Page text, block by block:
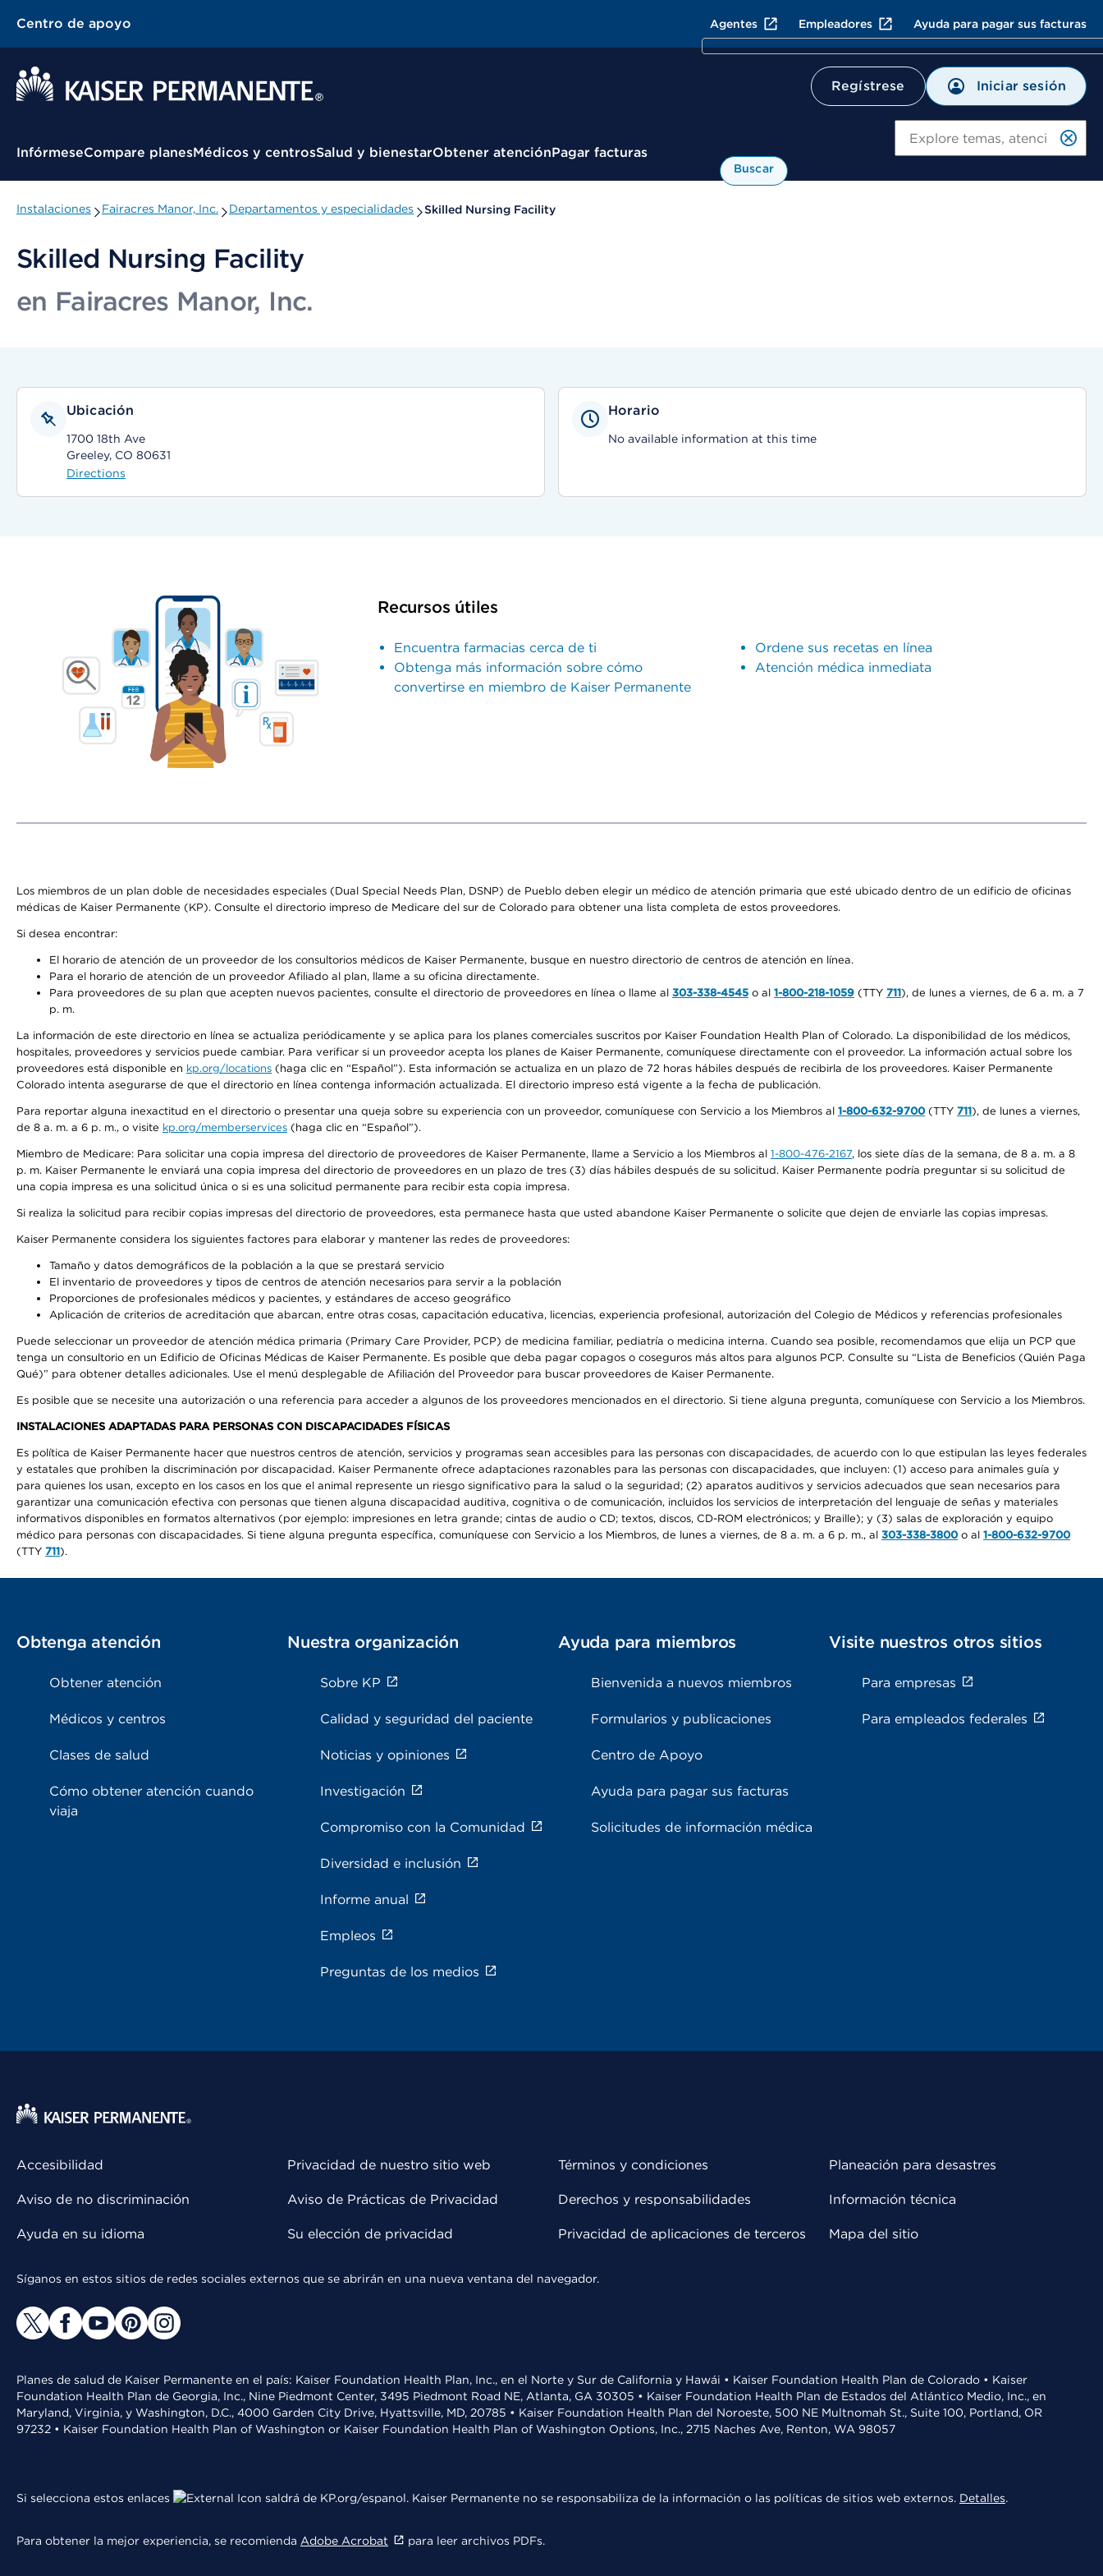
Centro de apoyo Agentes Empleadores Ayuda para pagar sus facturas
Regístrese Iniciar sesión
Menú contextual
InfórmeseCompare planesMédicos y centrosSalud y bienestarObtener atenciónPagar facturas
Buscar
Instalaciones Fairacres Manor, Inc. Departamentos y especialidades Skilled Nursing Facility
Skilled Nursing Facility
en Fairacres Manor, Inc.
Ubicación
1700 18th Ave
Greeley, CO 80631
Directions
Horario
No available information at this time
Recursos útiles
Encuentra farmacias cerca de ti
Obtenga más información sobre cómo
convertirse en miembro de Kaiser Permanente
Ordene sus recetas en línea
Atención médica inmediata
Los miembros de un plan doble de necesidades especiales (Dual Special Needs Plan, DSNP) de Pueblo deben elegir un médico de atención primaria que esté ubicado dentro de un edificio de oficinas
médicas de Kaiser Permanente (KP). Consulte el directorio impreso de Medicare del sur de Colorado para obtener una lista completa de estos proveedores.
Si desea encontrar:
El horario de atención de un proveedor de los consultorios médicos de Kaiser Permanente, busque en nuestro directorio de centros de atención en línea.
Para el horario de atención de un proveedor Afiliado al plan, llame a su oficina directamente.
Para proveedores de su plan que acepten nuevos pacientes, consulte el directorio de proveedores en línea o llame al 303-338-4545 o al 1-800-218-1059 (TTY 711), de lunes a viernes, de 6 a. m. a 7
p. m.
La información de este directorio en línea se actualiza periódicamente y se aplica para los planes comerciales suscritos por Kaiser Foundation Health Plan of Colorado. La disponibilidad de los médicos,
hospitales, proveedores y servicios puede cambiar. Para verificar si un proveedor acepta los planes de Kaiser Permanente, comuníquese directamente con el proveedor. La información actual sobre los
proveedores está disponible en kp.org/locations (haga clic en “Español”). Esta información se actualiza en un plazo de 72 horas hábiles después de recibirla de los proveedores. Kaiser Permanente
Colorado intenta asegurarse de que el directorio en línea contenga información actualizada. El directorio impreso está vigente a la fecha de publicación.
Para reportar alguna inexactitud en el directorio o presentar una queja sobre su experiencia con un proveedor, comuníquese con Servicio a los Miembros al 1-800-632-9700(TTY 711), de lunes a viernes,
de 8 a. m. a 6 p. m., o visite kp.org/memberservices (haga clic en “Español”).
Miembro de Medicare: Para solicitar una copia impresa del directorio de proveedores de Kaiser Permanente, llame a Servicio a los Miembros al 1-800-476-2167, los siete días de la semana, de 8 a. m. a 8
p. m. Kaiser Permanente le enviará una copia impresa del directorio de proveedores en un plazo de tres (3) días hábiles después de su solicitud. Kaiser Permanente podría preguntar si su solicitud de
una copia impresa es una solicitud única o si es una solicitud permanente para recibir esta copia impresa.
Si realiza la solicitud para recibir copias impresas del directorio de proveedores, esta permanece hasta que usted abandone Kaiser Permanente o solicite que dejen de enviarle las copias impresas.
Kaiser Permanente considera los siguientes factores para elaborar y mantener las redes de proveedores:
Tamaño y datos demográficos de la población a la que se prestará servicio
El inventario de proveedores y tipos de centros de atención necesarios para servir a la población
Proporciones de profesionales médicos y pacientes, y estándares de acceso geográfico
Aplicación de criterios de acreditación que abarcan, entre otras cosas, capacitación educativa, licencias, experiencia profesional, autorización del Colegio de Médicos y referencias profesionales
Puede seleccionar un proveedor de atención médica primaria (Primary Care Provider, PCP) de medicina familiar, pediatría o medicina interna. Cuando sea posible, recomendamos que elija un PCP que
tenga un consultorio en un Edificio de Oficinas Médicas de Kaiser Permanente. Es posible que deba pagar copagos o coseguros más altos para algunos PCP. Consulte su “Lista de Beneficios (Quién Paga
Qué)” para obtener detalles adicionales. Use el menú desplegable de Afiliación del Proveedor para buscar proveedores de Kaiser Permanente.
Es posible que se necesite una autorización o una referencia para acceder a algunos de los proveedores mencionados en el directorio. Si tiene alguna pregunta, comuníquese con Servicio a los Miembros.
INSTALACIONES ADAPTADAS PARA PERSONAS CON DISCAPACIDADES FÍSICAS
Es política de Kaiser Permanente hacer que nuestros centros de atención, servicios y programas sean accesibles para las personas con discapacidades, de acuerdo con lo que estipulan las leyes federales
y estatales que prohíben la discriminación por discapacidad. Kaiser Permanente ofrece adaptaciones razonables para las personas con discapacidades, que incluyen: (1) acceso para animales guía y
para quienes los usan, excepto en los casos en los que el animal represente un riesgo significativo para la salud o la seguridad; (2) aparatos auditivos y servicios adecuados que sean necesarios para
garantizar una comunicación efectiva con personas que tienen alguna discapacidad auditiva, cognitiva o de comunicación, incluidos los servicios de interpretación del lenguaje de señas y materiales
informativos disponibles en formatos alternativos (por ejemplo: impresiones en letra grande; cintas de audio o CD; textos, discos, CD-ROM electrónicos; y Braille); y (3) salas de exploración y equipo
médico para personas con discapacidades. Si tiene alguna pregunta específica, comuníquese con Servicio a los Miembros, de lunes a viernes, de 8 a. m. a 6 p. m., al 303-338-3800o al 1-800-632-9700
(TTY 711).
Obtenga atención
Obtener atención
Médicos y centros
Clases de salud
Cómo obtener atención cuando
viaja
Nuestra organización
Sobre KP
Calidad y seguridad del paciente
Noticias y opiniones
Investigación
Compromiso con la Comunidad
Diversidad e inclusión
Informe anual
Empleos
Preguntas de los medios
Ayuda para miembros
Bienvenida a nuevos miembros
Formularios y publicaciones
Centro de Apoyo
Ayuda para pagar sus facturas
Solicitudes de información médica
Visite nuestros otros sitios
Para empresas
Para empleados federales
Accesibilidad
Aviso de no discriminación
Ayuda en su idioma
Privacidad de nuestro sitio web
Aviso de Prácticas de Privacidad
Su elección de privacidad
Términos y condiciones
Derechos y responsabilidades
Privacidad de aplicaciones de terceros
Planeación para desastres
Información técnica
Mapa del sitio
Síganos en estos sitios de redes sociales externos que se abrirán en una nueva ventana del navegador.
Planes de salud de Kaiser Permanente en el país: Kaiser Foundation Health Plan, Inc., en el Norte y Sur de California y Hawái • Kaiser Foundation Health Plan de Colorado • Kaiser
Foundation Health Plan de Georgia, Inc., Nine Piedmont Center, 3495 Piedmont Road NE, Atlanta, GA 30305 • Kaiser Foundation Health Plan de Estados del Atlántico Medio, Inc., en
Maryland, Virginia, y Washington, D.C., 4000 Garden City Drive, Hyattsville, MD, 20785 • Kaiser Foundation Health Plan del Noroeste, 500 NE Multnomah St., Suite 100, Portland, OR
97232 • Kaiser Foundation Health Plan of Washington or Kaiser Foundation Health Plan of Washington Options, Inc., 2715 Naches Ave, Renton, WA 98057
Si selecciona estos enlaces saldrá de KP.org/espanol. Kaiser Permanente no se responsabiliza de la información o las políticas de sitios web externos. Detalles.
Para obtener la mejor experiencia, se recomienda Adobe Acrobat para leer archivos PDFs.